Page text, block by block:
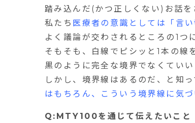
踏み込んだ(かつ正しくない)お話を
私たち 医療者の意識としては「言
よく議論が交わされるところの 1 つ
そもそも、白線でピシッと 1本の線
黒のように完全な境界でなくてい
しかし、境界線はあるのだ、と知
はもちろん、こういう境界線に気
Q:MTY100を通じて伝えたいこと